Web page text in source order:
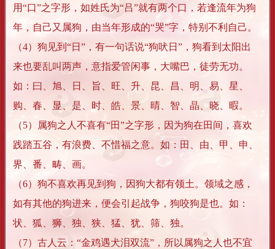
用“口”之字形，如姓氏为“吕”就有两个口，若逢流年为狗
年，自己又属狗，由当年形成的“哭”字，特别不利自己。
（4）狗见到“日”，有一句话说“狗吠日”，狗看到太阳出
来也要乱叫两声，意指爱管闲事，大嘴巴，徒劳无功。
如：曰、旭、日、旨、旺、升、昆、昌、明、易、星、
购、春、显、是、时、皓、景、晴、智、晶、晓、暇。
（5）属狗之人不喜有“田”之字形，因为狗在田间，喜欢
践踏五谷，有浪费、不惜福之意。如：田、由、甲、申、
界、番、畴、画。
（6）狗不喜欢再见到狗，因狗大都有领土。领域之感，
如有其他的狗进来，便会引起战争，狗咬狗是也。如：
状、狐、狮、独、狭、猛、犹、筛、独。
（7）古人云：“金鸡遇犬泪双流”，所以属狗之人也不宜